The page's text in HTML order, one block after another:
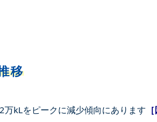
移
kLをピークに減少傾向にあります